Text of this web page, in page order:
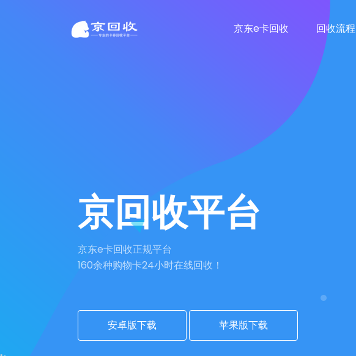
京东e卡回收 回收流程
京回收平台
京东e卡回收正规平台
160余种购物卡24小时在线回收！
安卓版下载 苹果版下载